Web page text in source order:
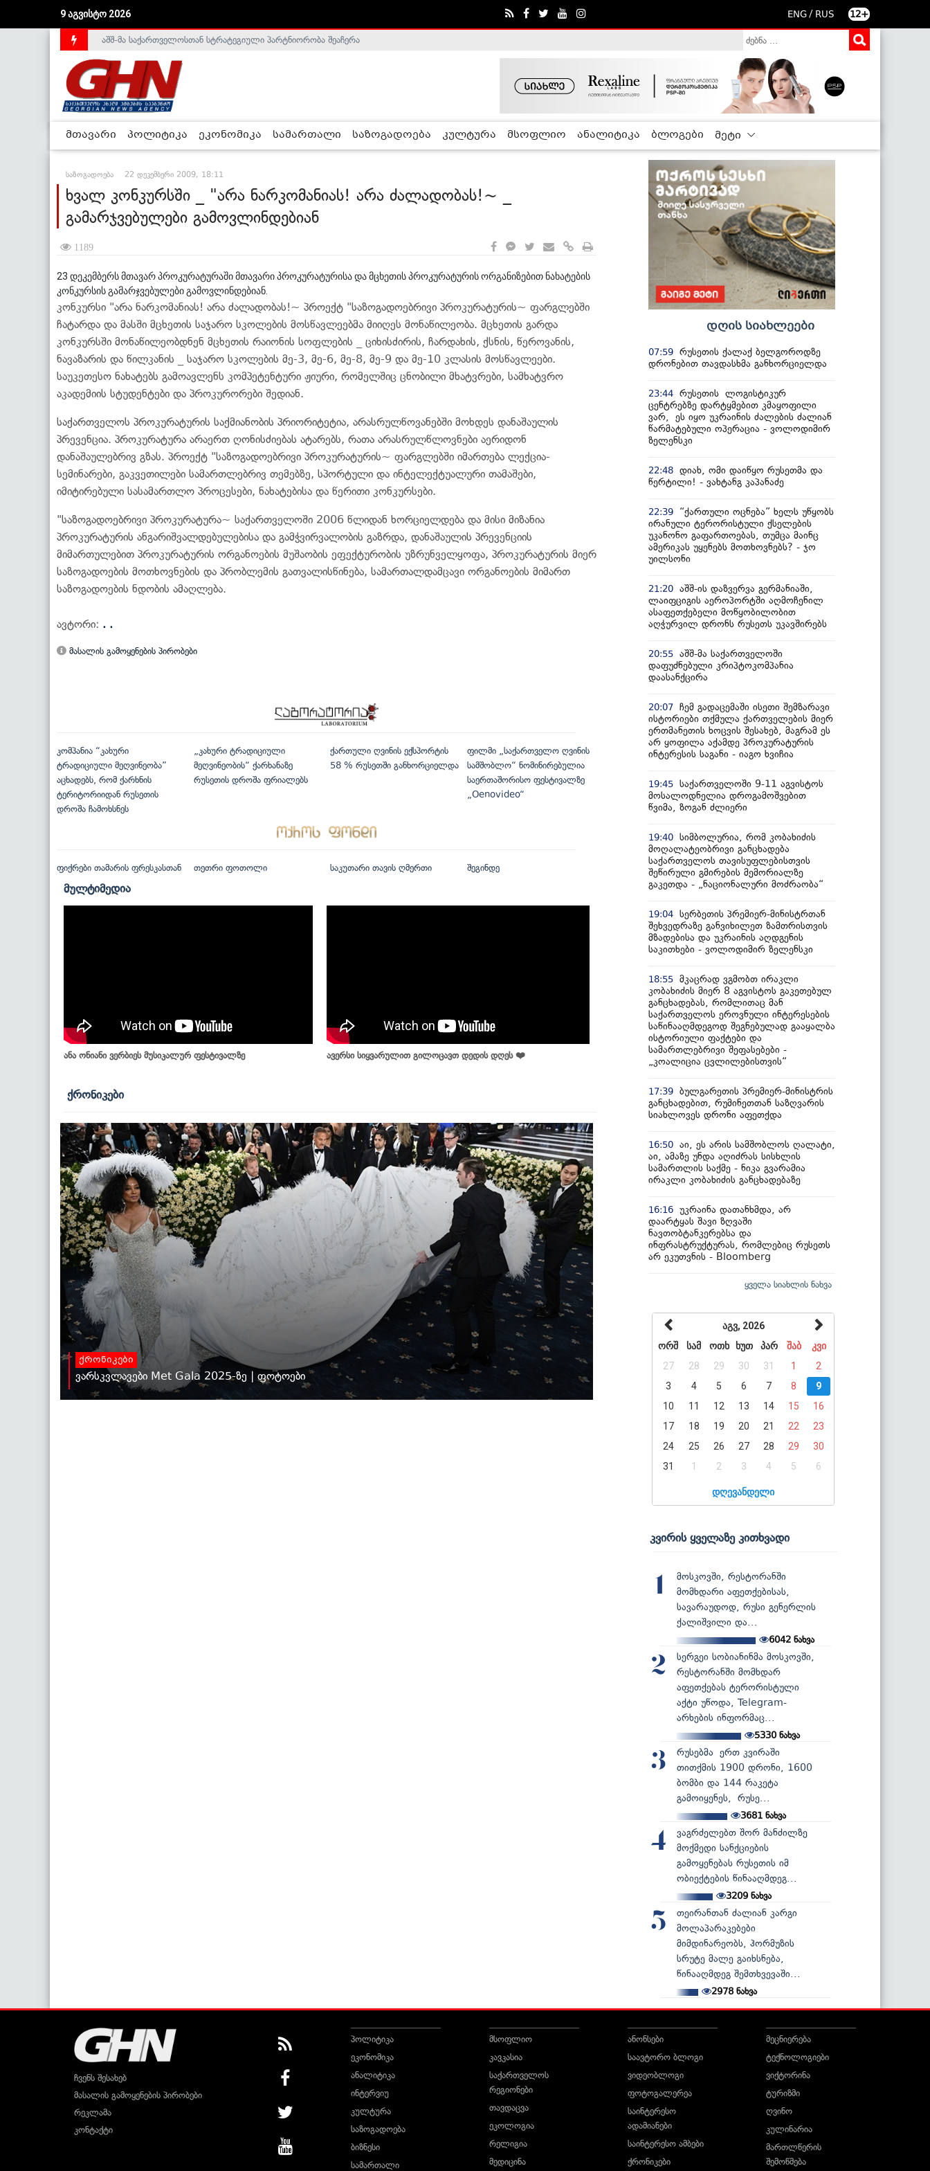
9 აგვისტო 2026 ENG / RUS 12+
საქართველოს დე-ფაქტო მთავრობა არალეგიტიმურია - ჰელსინკის კომისია
აშშ-მა საქართველოსთან სტრატეგიული პარტნიორობა შეაჩერა
მთავარი პოლიტიკა ეკონომიკა სამართალი საზოგადოება კულტურა მსოფლიო ანალიტიკა ბლოგები მეტი
საზოგადოება 22 დეკემბერი 2009, 18:11
ხვალ კონკურსში _ "არა ნარკომანიას! არა ძალადობას!~ _
გამარჯვებულები გამოვლინდებიან
1189
23 დეკემბერს მთავარ პროკურატურაში მთავარი პროკურატურისა და მცხეთის პროკურატურის ორგანიზებით ნახატების
კონკურსის გამარჯვებულები გამოვლინდებიან.
კონკურსი "არა ნარკომანიას! არა ძალადობას!~ პროექტ "საზოგადოებრივი პროკურატურის~ ფარგლებში
ჩატარდა და მასში მცხეთის საჯარო სკოლების მოსწავლეებმა მიიღეს მონაწილეობა. მცხეთის გარდა
კონკურსში მონაწილეობდნენ მცხეთის რაიონის სოფლების _ ციხისძირის, ჩარდახის, ქსნის, წეროვანის,
ნავაზარის და წილკანის _ საჯარო სკოლების მე-3, მე-6, მე-8, მე-9 და მე-10 კლასის მოსწავლეები.
საუკეთესო ნახატებს გამოავლენს კომპეტენტური ჟიური, რომელშიც ცნობილი მხატვრები, სამხატვრო
აკადემიის სტუდენტები და პროკურორები შედიან.
საქართველოს პროკურატურის საქმიანობის პრიორიტეტია, არასრულწოვანებში მოხდეს დანაშაულის
პრევენცია. პროკურატურა არაერთ ღონისძიებას ატარებს, რათა არასრულწლოვნები აერიდონ
დანაშაულებრივ გზას. პროექტ "საზოგადოებრივი პროკურატურის~ ფარგლებში იმართება ლექცია-
სემინარები, გაკვეთილები სამართლებრივ თემებზე, სპორტული და ინტელექტუალური თამაშები,
იმიტირებული სასამართლო პროცესები, ნახატებისა და წერითი კონკურსები.
"საზოგადოებრივი პროკურატურა~ საქართველოში 2006 წლიდან ხორციელდება და მისი მიზანია
პროკურატურის ანგარიშვალდებულებისა და გამჭვირვალობის გაზრდა, დანაშაულის პრევენციის
მიმართულებით პროკურატურის ორგანოების მუშაობის ეფექტურობის უზრუნველყოფა, პროკურატურის მიერ
საზოგადოების მოთხოვნების და პრობლემის გათვალისწინება, სამართალდამცავი ორგანოების მიმართ
საზოგადოების ნდობის ამაღლება.
ავტორი: . .
მასალის გამოყენების პირობები
კომპანია “კახური
ტრადიციული მეღვინეობა”
აცხადებს, რომ ქარხნის
ტერიტორიიდან რუსეთის
დროშა ჩამოხსნეს
„კახური ტრადიციული
მეღვინეობის“ ქარხანაზე
რუსეთის დროშა ფრიალებს
ქართული ღვინის ექსპორტის
58 % რუსეთში განხორციელდა
ფილმი „საქართველო ღვინის
სამშობლო“ ნომინირებულია
საერთაშორისო ფესტივალზე
„Oenovideo“
ფიქრები თამარის ფრესკასთან თეთრი ფოთოლი საკუთარი თავის ღმერთი შეგინდე
მულტიმედია
ანა ონიანი ვერბიეს მუსიკალურ ფესტივალზე ავერსი სიყვარულით გილოცავთ დედის დღეს ❤️
ქრონიკები
ქრონიკები
ვარსკვლავები Met Gala 2025-ზე | ფოტოები
დღის სიახლეები
07:59 რუსეთის ქალაქ ბელგოროდზე
დრონებით თავდასხმა განხორციელდა
23:44 რუსეთის ლოგისტიკურ
ცენტრებზე დარტყმებით კმაყოფილი
ვარ, ეს იყო უკრაინის ძალების ძალიან
წარმატებული ოპერაცია - ვოლოდიმირ
ზელენსკი
22:48 დიახ, ომი დაიწყო რუსეთმა და
წერტილი! - ვახტანგ კაპანაძე
22:39
“ქართული ოცნება” ხელს უწყობს
ირანული ტერორისტული ქსელების
უკანონო გაფართოებას, თუმცა მაინც
ამერიკას უყენებს მოთხოვნებს? - ჯო
უილსონი
21:20 აშშ-ის დაზვერვა გერმანიაში,
ლაიფციგის აეროპორტში აღმოჩენილ
ასაფეთქებელი მოწყობილობით
აღჭურვილ დრონს რუსეთს უკავშირებს
20:55 აშშ-მა საქართველოში
დაფუძნებული კრიპტოკომპანია
დაასანქცირა
20:07 ჩემ გადაცემაში ისეთი შემზარავი
ისტორიები თქმულა ქართველების მიერ
ერთმანეთის ხოცვის შესახებ, მაგრამ ეს
არ ყოფილა აქამდე პროკურატურის
ინტერესის საგანი - იაგო ხვიჩია
19:45 საქართველოში 9-11 აგვისტოს
მოსალოდნელია დროგამოშვებით
წვიმა, ზოგან ძლიერი
19:40 სიმბოლურია, რომ კობახიძის
მოღალატეობრივი განცხადება
საქართველოს თავისუფლებისთვის
შეწირული გმირების მემორიალზე
გაკეთდა - „ნაციონალური მოძრაობა“
19:04 სერბეთის პრემიერ-მინისტრთან
შეხვედრაზე განვიხილეთ ზამთრისთვის
მზადებისა და უკრაინის აღდგენის
საკითხები - ვოლოდიმირ ზელენსკი
18:55 მკაცრად ვგმობთ ირაკლი
კობახიძის მიერ 8 აგვისტოს გაკეთებულ
განცხადებას, რომლითაც მან
საქართველოს ეროვნული ინტერესების
საწინააღმდეგოდ შეგნებულად გააყალბა
ისტორიული ფაქტები და
სამართლებრივი შეფასებები -
„კოალიცია ცვლილებისთვის“
17:39 ბულგარეთის პრემიერ-მინისტრის
განცხადებით, რუმინეთთან საზღვარის
სიახლოვეს დრონი აფეთქდა
16:50 აი, ეს არის სამშობლოს ღალატი,
აი, ამაზე უნდა აღიძრას სისხლის
სამართლის საქმე - ნიკა გვარამია
ირაკლი კობახიძის განცხადებაზე
16:16 უკრაინა დათანხმდა, არ
დაარტყას შავი ზღვაში
ნავთობტანკერებსა და
ინფრასტრუქტურას, რომლებიც რუსეთს
არ ეკუთვნის - Bloomberg
ყველა სიახლის ნახვა
აგვ, 2026
ორშ
სამ ოთხ ხუთ პარ შაბ
კვი
27
28 29 30 31 1
2
3
4 5 6 7 8
9
10
11 12 13 14 15
16
17
18 19 20 21 22
23
24
25 26 27 28 29
30
31
1 2 3 4 5 6
დღევანდელი
კვირის ყველაზე კითხვადი
1
მოსკოვში, რესტორანში
მომხდარი აფეთქებისას,
სავარაუდოდ, რუსი გენერლის
ქალიშვილი და...
6042 ნახვა
2
სერგეი სობიანინმა მოსკოვში,
რესტორანში მომხდარ
აფეთქებას ტერორისტული
აქტი უწოდა, Telegram-
არხების ინფორმაც...
5330ნახვა
3
რუსებმა ერთ კვირაში
თითქმის 1900 დრონი, 1600
ბომბი და 144 რაკეტა
გამოიყენეს, რუსე...
3681ნახვა
4
ვაგრძელებთ შორ მანძილზე
მოქმედი სანქციების
გამოყენებას რუსეთის იმ
ობიექტების წინააღმდეგ...
3209ნახვა
5
თეირანთან ძალიან კარგი
მოლაპარაკებები
მიმდინარეობს, ჰორმუზის
სრუტე მალე გაიხსნება,
წინააღმდეგ შემთხვევაში...
2978 ნახვა
ჩვენს შესახებ
მასალის გამოყენების პირობები
რეკლამა
კონტაქტი
პოლიტიკა
ეკონომიკა
ანალიტიკა
ინტერვიუ
კულტურა
საზოგადოება
ბიზნესი
სამართალი
მსოფლიო
კავკასია
საქართველოს
რეგიონები
თავდაცვა
ეკოლოგია
რელიგია
მედიცინა
ანონსები
საავტორო ბლოგი
ვიდეობლოგი
ფოტოგალერეა
საინტერესო
ადამიანები
საინტერესო ამბები
ქრონიკები
მეცნიერება
ტექნოლოგიები
ვიქტორინა
ტურიზმი
ღვინო
კულინარია
მართლწერის
შემოწმება